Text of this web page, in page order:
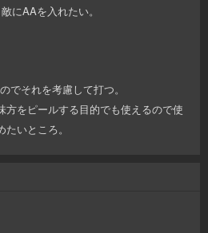
にAAを入れたい。
でそれを考慮して打つ。
方をピールする目的でも使えるので使
いところ。